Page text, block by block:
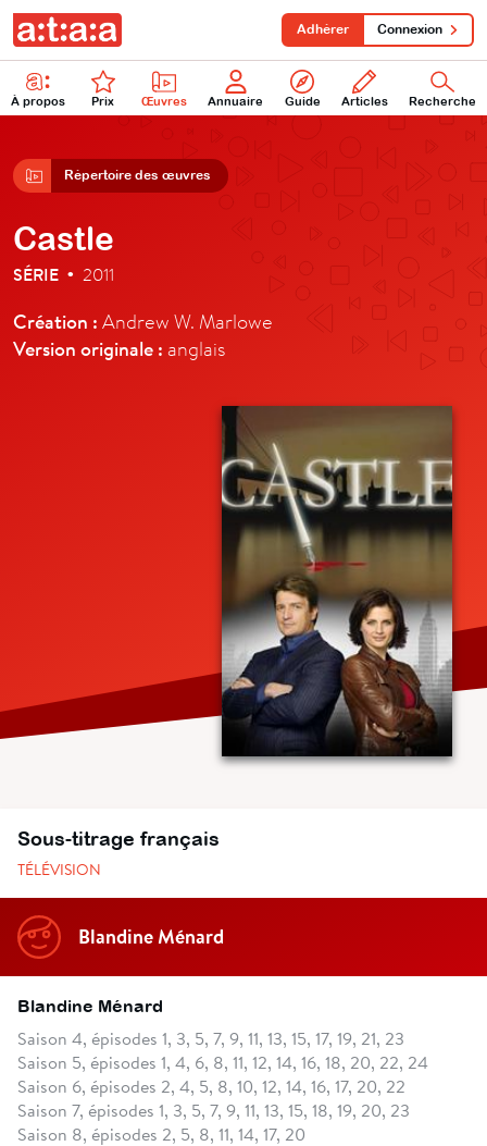
À propos Prix Œuvres Annuaire Guide Articles Recherche
Adhérer Connexion
Répertoire des œuvres
Castle
SÉRIE • 2011
Création : Andrew W. Marlowe
Version originale : anglais
Sous-titrage français
TÉLÉVISION
Blandine Ménard
Blandine Ménard
Saison 4, épisodes 1, 3, 5, 7, 9, 11, 13, 15, 17, 19, 21, 23
Saison 5, épisodes 1, 4, 6, 8, 11, 12, 14, 16, 18, 20, 22, 24
Saison 6, épisodes 2, 4, 5, 8, 10, 12, 14, 16, 17, 20, 22
Saison 7, épisodes 1, 3, 5, 7, 9, 11, 13, 15, 18, 19, 20, 23
Saison 8, épisodes 2, 5, 8, 11, 14, 17, 20